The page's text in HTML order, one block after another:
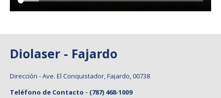
Diolaser - Fajardo
Dirección - Ave. El Conquistador, Fajardo, 00738
Teléfono de Contacto - (787) 468-1009